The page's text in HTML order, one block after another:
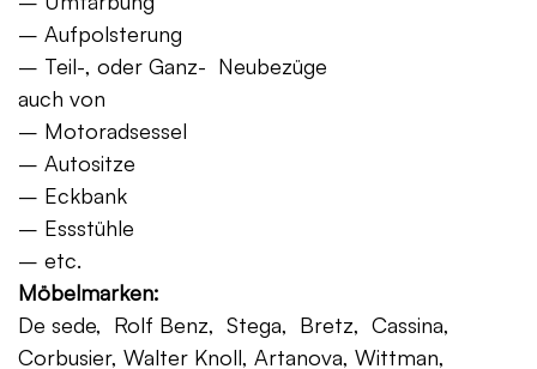
– Aufpolsterung
– Teil-, oder Ganz- Neubezüge
auch von
– Motoradsessel
– Autositze
– Eckbank
– Essstühle
– etc.
Möbelmarken:
De sede, Rolf Benz, Stega, Bretz, Cassina,
Corbusier, Walter Knoll, Artanova, Wittman,